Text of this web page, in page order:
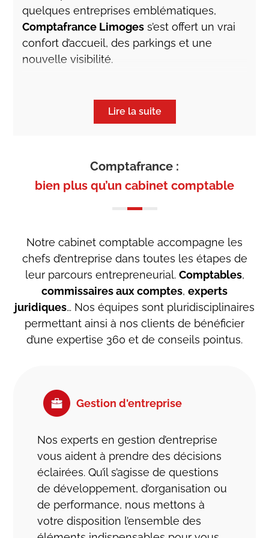
quelques entreprises emblématiques,
Comptafrance Limoges s’est offert un vrai
confort d’accueil, des parkings et une
nouvelle visibilité.
en Haute-Vienne ne date pas d’hier. Il y a 35
ans, Comptafrance rachetait un cabinet et
Depuis, la croissance externe et interne a
fait grandir la structure et s’étoffer les
trente collaborateurs.
Parmi eux, des spécialistes de la
comptabilité, des questionssocialeset des
ressources humaines, mais aussi des
professionnels dudroit des sociétés,
sollicités pour les fusions acquisitions, les
« Il a fallu au fil des années, adapter nos
locaux, expliqueOlivier Batut, dirigeant du
déménagements ont été nécessaires pour
loger les trente collaborateurs que nous
sommes aujourd’hui ».
Comptafrance joue ici la carte de l’espace
et de la confidentialité, avec de grands
bureaux indépendants et des salles de
Lire la suite
Comptafrance :
bien plus qu’un cabinet comptable
Notre cabinet comptable accompagne les
chefs d’entreprise dans toutes les étapes de
leur parcours entrepreneurial. Comptables,
commissaires aux comptes, experts
juridiques… Nos équipes sont pluridisciplinaires
permettant ainsi à nos clients de bénéficier
d’une expertise 360 et de conseils pointus.
Gestion d'entreprise
Nos experts en gestion d’entreprise
vous aident à prendre des décisions
éclairées. Qu’il s’agisse de questions
de développement, d’organisation ou
de performance, nous mettons à
votre disposition l’ensemble des